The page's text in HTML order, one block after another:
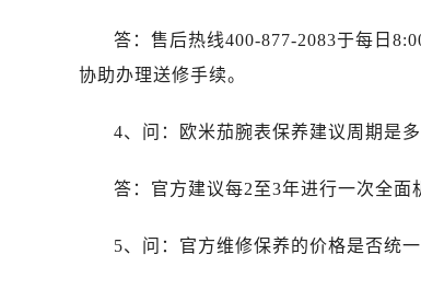
内蒙古自治区兴安盟市乌兰
山西省大同市平城区迎宾街
山西省晋中市榆次区顺城街
山西省朔州市朔城区怡西路
答：售后热线400-877-2083于每日
协助办理送修手续。
4、问：欧米茄腕表保养建议周期是多
答：官方建议每2至3年进行一次全面
5、问：官方维修保养的价格是否统一